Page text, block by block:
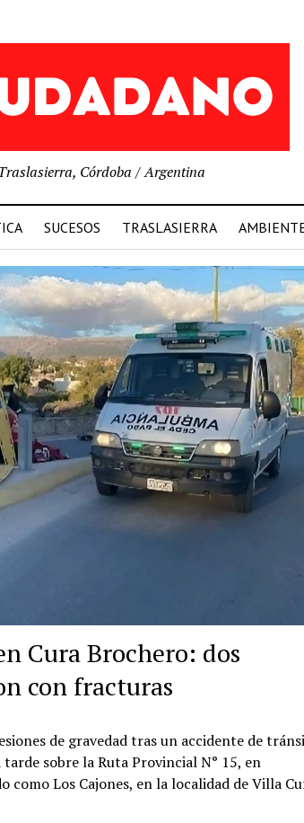
Córdoba / Argentina
SUCESOS TRASLASIERRA
Cura Brochero: dos
con fracturas
de gravedad tras un accidente de
sobre la Ruta Provincial N° 15, en
como Los Cajones, en la localidad de Villa